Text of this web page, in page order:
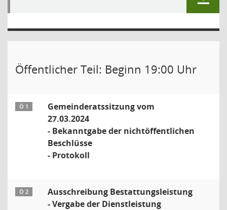
Öffentlicher Teil: Beginn 19:00 Uhr
Ö 1
Gemeinderatssitzung vom
27.03.2024
- Bekanntgabe der nichtöffentlichen
Beschlüsse
- Protokoll
Ö 2
Ausschreibung Bestattungsleistung
- Vergabe der Dienstleistung